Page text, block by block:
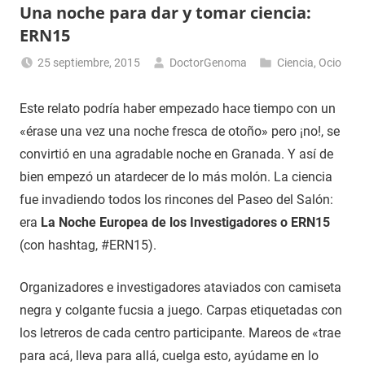
un
Laboratorio
de
Una noche para dar y tomar ciencia:
ERN15
25 septiembre, 2015 DoctorGenoma Ciencia, Ocio
Este relato podría haber empezado hace tiempo con un
«érase una vez una noche fresca de otoño» pero ¡no!, se
convirtió en una agradable noche en Granada. Y así de
bien empezó un atardecer de lo más molón. La ciencia
fue invadiendo todos los rincones del Paseo del Salón:
era La Noche Europea de los Investigadores o ERN15
(con hashtag, #ERN15).
Organizadores e investigadores ataviados con camiseta
negra y colgante fucsia a juego. Carpas etiquetadas con
los letreros de cada centro participante. Mareos de «trae
para acá, lleva para allá, cuelga esto, ayúdame en lo